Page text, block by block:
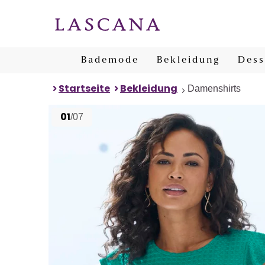
Bademode Bekleidung
Startseite Bekleidung Damenshirts
01/07